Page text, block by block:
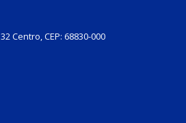
Centro, CEP: 68830-000